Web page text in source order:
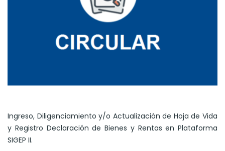
Ingreso, Diligenciamiento y/o Actualización de Hoja de Vida
y Registro Declaración de Bienes y Rentas en Plataforma
SIGEP II.